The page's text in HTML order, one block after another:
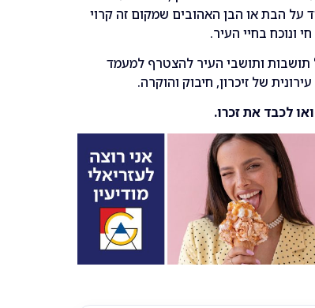
על הבת או הבן האהובים שמקום זה קרוי
ונוכח בחיי העיר.
תושבות ותושבי העיר להצטרף למעמד
של זיכרון, חיבוק והוקרה.
לכבד את זכרו.